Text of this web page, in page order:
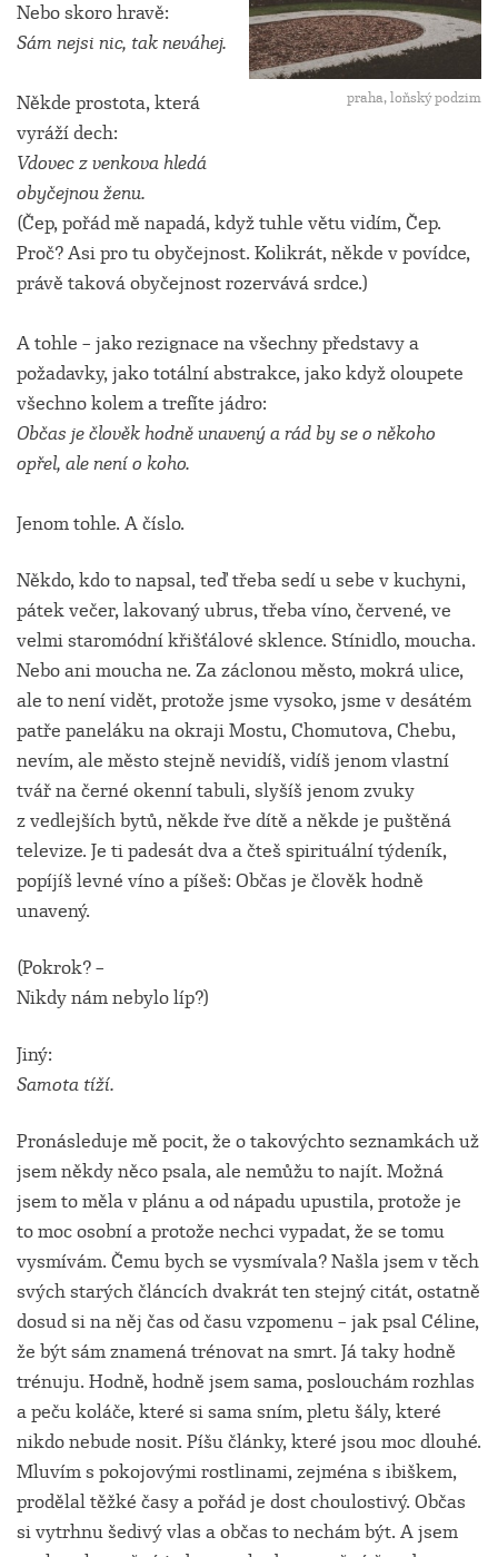
praha, loňský podzim
Nebo skoro hravě:
Sám nejsi nic, tak neváhej.
Někde prostota, která
vyráží dech:
Vdovec z venkova hledá
obyčejnou ženu.
(Čep, pořád mě napadá, když tuhle větu vidím, Čep.
Proč? Asi pro tu obyčejnost. Kolikrát, někde v povídce,
právě taková obyčejnost rozervává srdce.)
A tohle – jako rezignace na všechny představy a
požadavky, jako totální abstrakce, jako když oloupete
všechno kolem a trefíte jádro:
Občas je člověk hodně unavený a rád by se o někoho
opřel, ale není o koho.
Jenom tohle. A číslo.
Někdo, kdo to napsal, teď třeba sedí u sebe v kuchyni,
pátek večer, lakovaný ubrus, třeba víno, červené, ve
velmi staromódní křišťálové sklence. Stínidlo, moucha.
Nebo ani moucha ne. Za záclonou město, mokrá ulice,
ale to není vidět, protože jsme vysoko, jsme v desátém
patře paneláku na okraji Mostu, Chomutova, Chebu,
nevím, ale město stejně nevidíš, vidíš jenom vlastní
tvář na černé okenní tabuli, slyšíš jenom zvuky
z vedlejších bytů, někde řve dítě a někde je puštěná
televize. Je ti padesát dva a čteš spirituální týdeník,
popíjíš levné víno a píšeš: Občas je člověk hodně
unavený.
(Pokrok? –
Nikdy nám nebylo líp?)
Jiný:
Samota tíží.
Pronásleduje mě pocit, že o takovýchto seznamkách už
jsem někdy něco psala, ale nemůžu to najít. Možná
jsem to měla v plánu a od nápadu upustila, protože je
to moc osobní a protože nechci vypadat, že se tomu
vysmívám. Čemu bych se vysmívala? Našla jsem v těch
svých starých článcích dvakrát ten stejný citát, ostatně
dosud si na něj čas od času vzpomenu – jak psal Céline,
že být sám znamená trénovat na smrt. Já taky hodně
trénuju. Hodně, hodně jsem sama, poslouchám rozhlas
a peču koláče, které si sama sním, pletu šály, které
nikdo nebude nosit. Píšu články, které jsou moc dlouhé.
Mluvím s pokojovými rostlinami, zejména s ibiškem,
prodělal těžké časy a pořád je dost choulostivý. Občas
si vytrhnu šedivý vlas a občas to nechám být. A jsem